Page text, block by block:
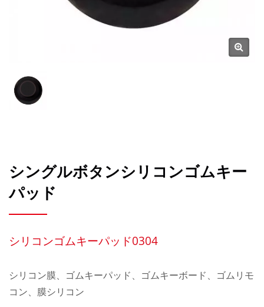
シングルボタンシリコンゴムキー
パッド
シリコンゴムキーパッド0304
シリコン膜、ゴムキーパッド、ゴムキーボード、ゴムリモ
コン、膜シリコン